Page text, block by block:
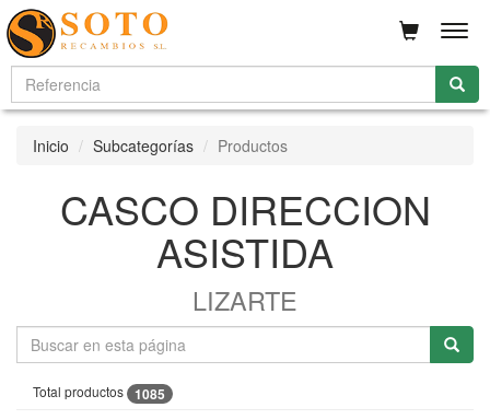
Inicio Subcategorías Productos
CASCO DIRECCION
ASISTIDA
LIZARTE
Total productos 1085